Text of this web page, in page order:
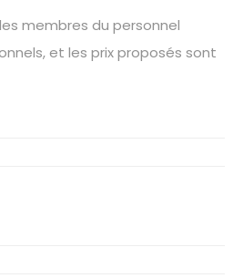
membres du personnel
et les prix proposés sont